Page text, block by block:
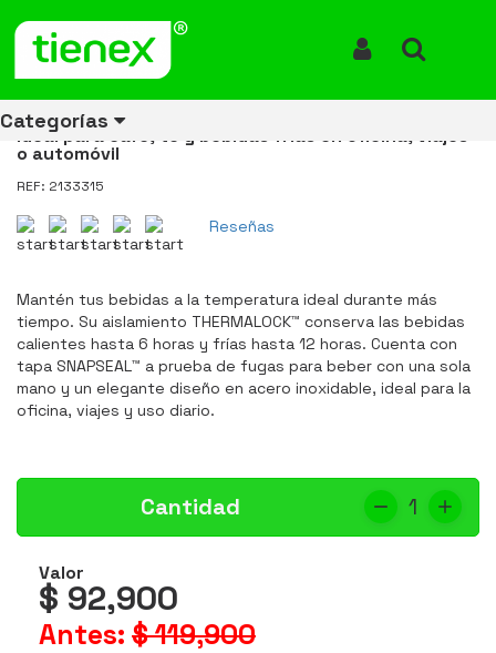
Categorías
Vaso Termo Contigo Huron 16oz 473ml Couture Snake Skin
Vaso Termo Contigo Huron 16oz
473ml Couture Snake Skin
Ideal para café, té y bebidas frías en oficina, viajes
o automóvil
REF: 2133315
Reseñas
Mantén tus bebidas a la temperatura ideal durante más
tiempo. Su aislamiento THERMALOCK™ conserva las bebidas
calientes hasta 6 horas y frías hasta 12 horas. Cuenta con
tapa SNAPSEAL™ a prueba de fugas para beber con una sola
mano y un elegante diseño en acero inoxidable, ideal para la
oficina, viajes y uso diario.
Cantidad 1
Valor
$ 92,900
Antes: $ 119,900
Ver todos
los
ENERGÍA
Ver todos
los
CANECAS
DE
RECICLAJE
Ver todos
los
RUBBERMAID
Ver todos
los
EQUIPOS
DE
LIMPIEZA
Ver todos
los
MANEJO
DE
MATERIALES
Ver todos
los
AIRE
LIBRE
Ver todos
los
ACCESORIOS
PARA
BAÑOS